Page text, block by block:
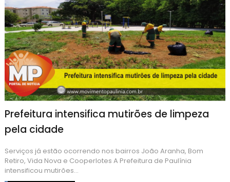
Prefeitura intensifica mutirões de limpeza
pela cidade
Serviços já estão ocorrendo nos bairros João Aranha, Bom
Retiro, Vida Nova e Cooperlotes A Prefeitura de Paulínia
intensificou mutirões...